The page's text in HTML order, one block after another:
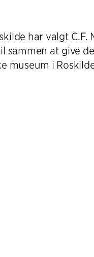
har valgt C.F.
sammen at give
museum i